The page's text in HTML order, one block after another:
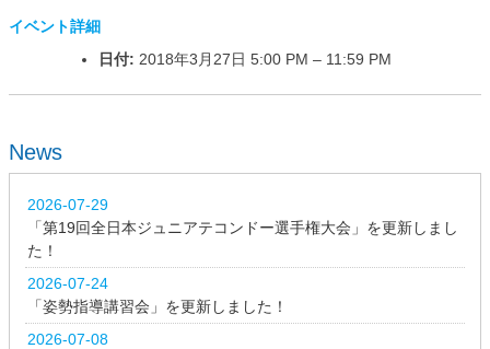
イベント詳細
日付: 2018年3月27日 5:00 PM – 11:59 PM
News
2026-07-29
「第19回全日本ジュニアテコンドー選手権大会」を更新しまし
た！
2026-07-24
「姿勢指導講習会」を更新しました！
2026-07-08